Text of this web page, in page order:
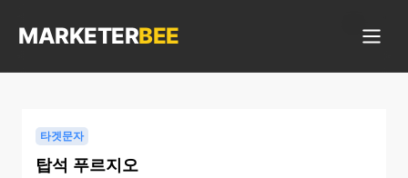
MARKETERBEE
타겟문자
탑석 푸르지오